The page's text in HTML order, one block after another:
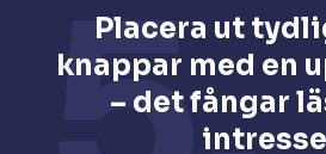
Placera ut
knappar med en
– det fångar